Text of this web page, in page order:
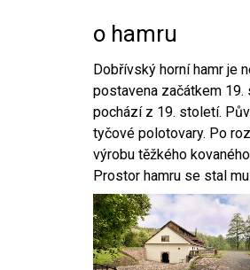
o hamru
Dobřívský horní hamr je
postavena začátkem
pochází z 19. století.
tyčové polotovary. Po
výrobu těžkého
Prostor hamru se stal